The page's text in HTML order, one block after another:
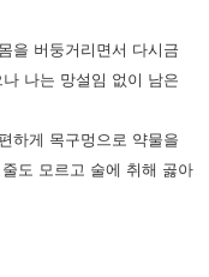
을 버둥거리면서 다시금
나는 망설임 없이 남은
하게 목구멍으로 약물을
도 모르고 술에 취해 곯아